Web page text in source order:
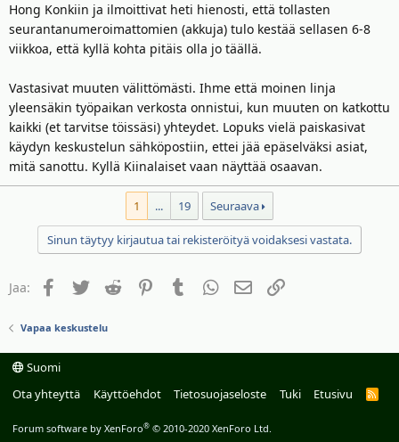
Hong Konkiin ja ilmoittivat heti hienosti, että tollasten
seurantanumeroimattomien (akkuja) tulo kestää sellasen 6-8
viikkoa, että kyllä kohta pitäis olla jo täällä.
Vastasivat muuten välittömästi. Ihme että moinen linja
yleensäkin työpaikan verkosta onnistui, kun muuten on katkottu
kaikki (et tarvitse töissäsi) yhteydet. Lopuks vielä paiskasivat
käydyn keskustelun sähköpostiin, ettei jää epäselväksi asiat,
mitä sanottu. Kyllä Kiinalaiset vaan näyttää osaavan.
1 ... 19 Seuraava
Sinun täytyy kirjautua tai rekisteröityä voidaksesi vastata.
Jaa: Facebook
TwitterReddit PinterestTumblrWhatsAppSähköposti
Linkki
Vapaa keskustelu
Suomi
Ota yhteyttä
Käyttöehdot Tietosuojaseloste Tuki Etusivu
R
Forum software by XenForo® © 2010-2020 XenForo Ltd.